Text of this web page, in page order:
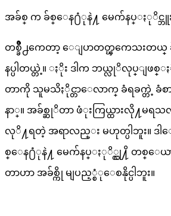
အခ်စ္ က ခ်စ္ေန႐ံုနဲ႔ မေက်နပ္ႏုိင္ဘူ
တစ္ခ်ိဳ႕ကေတာ့ ေျပာတတ္ၾကေသးတ
နပ္ပါတယ္တဲ့။ ႏိုး ဒါက ဘယ္လုိလုပ္ျဖစ္
တာကို သူမသိႏိုင္တာေလာက္ ခံရခက္တဲ့ ခံစာ
နာ္။ အခ်စ္ဆုိတာ ဖံုးကြယ္ထားလို႔မရ
လုိ႔ရတဲ့ အရာလည္း မဟုတ္ပါဘူး။ ဒါ
စ္ေန႐ံုနဲ႔ မေက်နပ္ႏုိ္င္လု႔ိ တစ္ေ
တာဟာ အခ်စ္ကို မျပည့္စံုေစနိုင္ပါဘူး။